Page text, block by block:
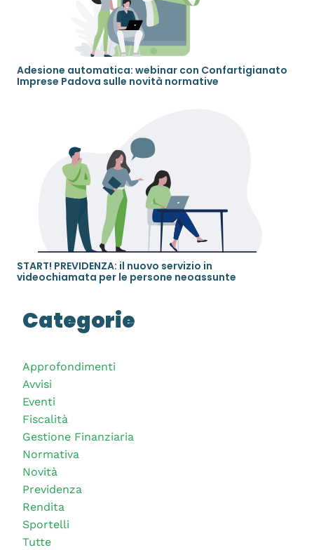
Adesione automatica: webinar con Confartigianato
Imprese Padova sulle novità normative
START! PREVIDENZA: il nuovo servizio in
videochiamata per le persone neoassunte
Categorie
Approfondimenti
Avvisi
Eventi
Fiscalità
Gestione Finanziaria
Normativa
Novità
Previdenza
Rendita
Sportelli
Tutte